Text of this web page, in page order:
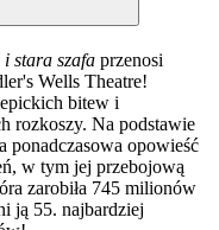
stara szafa przenosi
Wells Theatre!
bitew i
rozkoszy. Na podstawie
ponadczasowa opowieść
w tym jej przebojową
zarobiła 745 milionów
ją 55. najbardziej